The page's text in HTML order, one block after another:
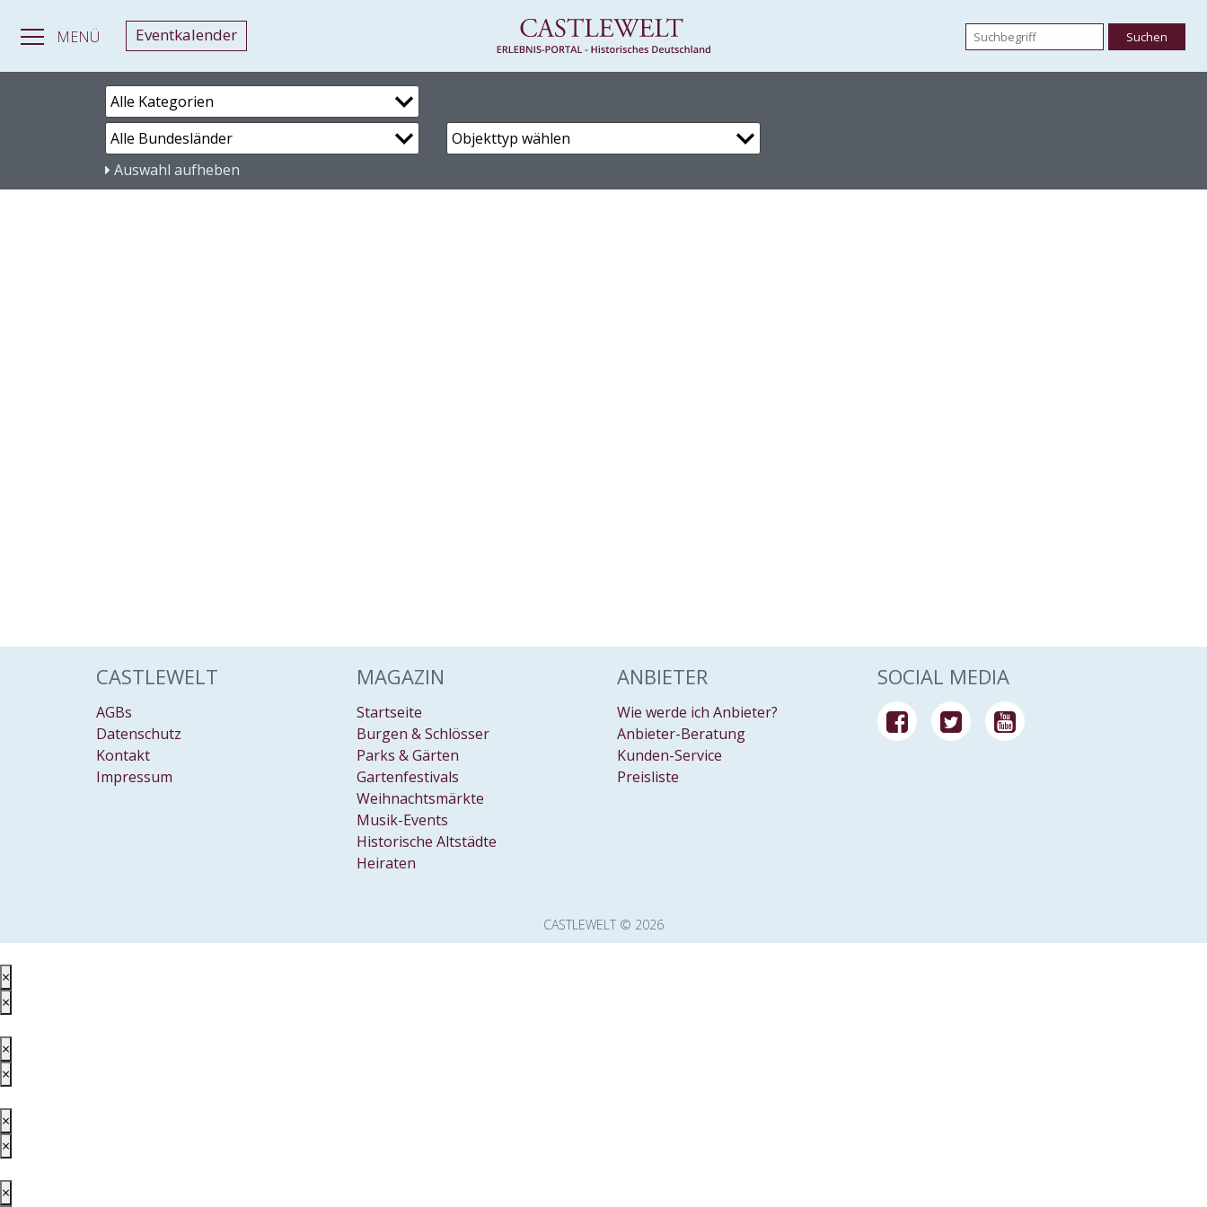
MENÜ Eventkalender
Auswahl aufheben
CASTLEWELT
AGBs
Datenschutz
Kontakt
Impressum
MAGAZIN
Startseite
Burgen & Schlösser
Parks & Gärten
Gartenfestivals
Weihnachtsmärkte
Musik-Events
Historische Altstädte
Heiraten
ANBIETER
Wie werde ich Anbieter?
Anbieter-Beratung
Kunden-Service
Preisliste
SOCIAL MEDIA
CASTLEWELT © 2026
×
×
×
×
×
×
×